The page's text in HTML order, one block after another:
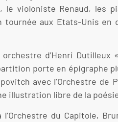
violoniste Renaud, les
aux Etats-Unis en
d’Henri Dutilleux
porte en épigraphe
avec l’Orchestre de
illustration libre de la
du Capitole,